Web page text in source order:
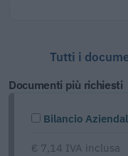
Tutti i
Documenti più richiesti
Bilancio
€ 7,14 IVA inclusa